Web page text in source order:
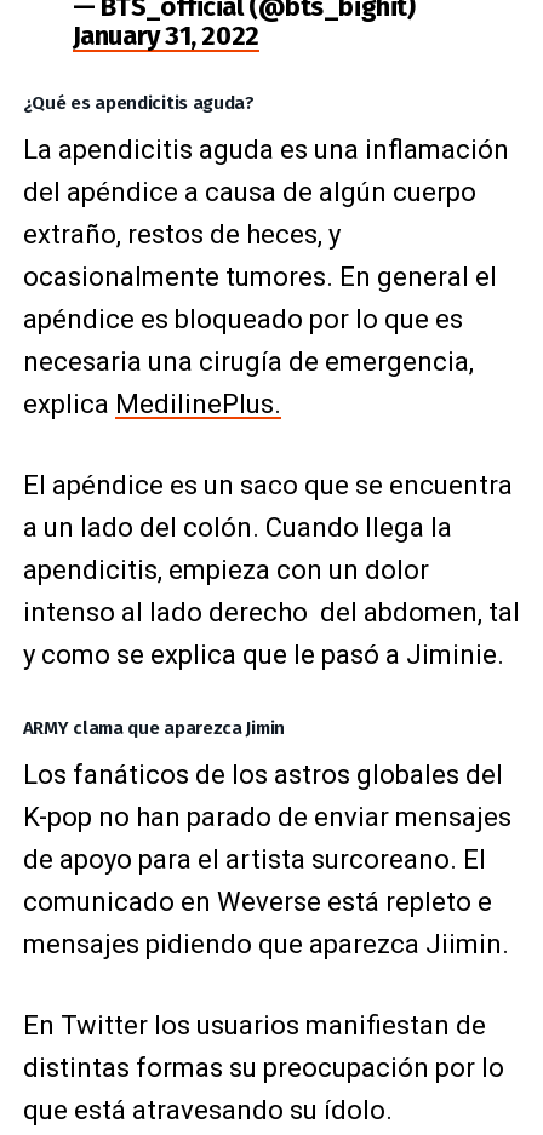
— BTS_official (@bts_bighit)
January 31, 2022
¿Qué es apendicitis aguda?
La apendicitis aguda es una inflamación
del apéndice a causa de algún cuerpo
extraño, restos de heces, y
ocasionalmente tumores. En general el
apéndice es bloqueado por lo que es
necesaria una cirugía de emergencia,
explica MedilinePlus.
El apéndice es un saco que se encuentra
a un lado del colón. Cuando llega la
apendicitis, empieza con un dolor
intenso al lado derecho del abdomen, tal
y como se explica que le pasó a Jiminie.
ARMY clama que aparezca Jimin
Los fanáticos de los astros globales del
K-pop no han parado de enviar mensajes
de apoyo para el artista surcoreano. El
comunicado en Weverse está repleto e
mensajes pidiendo que aparezca Jiimin.
En Twitter los usuarios manifiestan de
distintas formas su preocupación por lo
que está atravesando su ídolo.